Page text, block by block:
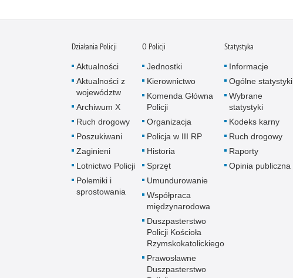
Działania Policji
Aktualności
Aktualności z
województw
Archiwum X
Ruch drogowy
Poszukiwani
Zaginieni
Lotnictwo Policji
Polemiki i
sprostowania
O Policji
Jednostki
Kierownictwo
Komenda Główna
Policji
Organizacja
Policja w III RP
Historia
Sprzęt
Umundurowanie
Współpraca
międzynarodowa
Duszpasterstwo
Policji Kościoła
Rzymskokatolickiego
Prawosławne
Duszpasterstwo
Statystyka
Informacje
Ogólne statystyki
Wybrane
statystyki
Kodeks karny
Ruch drogowy
Raporty
Opinia publiczna